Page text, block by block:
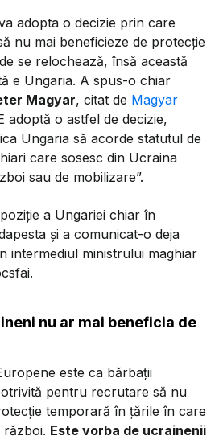
adopta o decizie prin care
nu mai beneficieze de protecție
se relochează, însă această
e Ungaria. A spus-o chiar
Magyar, citat de Magyar
adoptă o astfel de decizie,
Ungaria să acorde statutul de
care sosesc din Ucraina
sau de mobilizare”.
a Ungariei chiar în
și a comunicat-o deja
intermediul ministrului maghiar
nu ar mai beneficia de
este ca bărbații
pentru recrutare să nu
temporară în țările în care
război. Este vorba de ucrainenii